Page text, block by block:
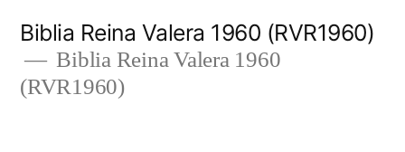
content
Biblia Reina Valera 1960 (RVR1960)
Biblia Reina Valera 1960
(RVR1960)